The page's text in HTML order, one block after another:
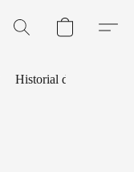
Historial de Pedidos